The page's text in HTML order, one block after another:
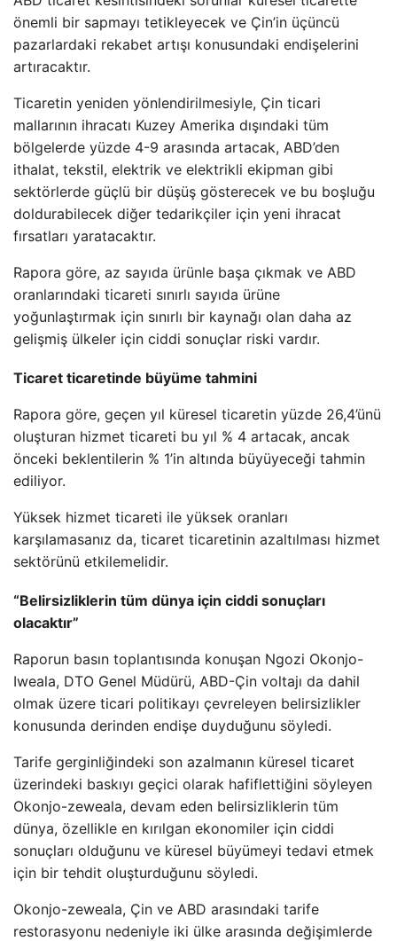
önemli bir sapmayı tetikleyecek ve Çin’in üçüncü
pazarlardaki rekabet artışı konusundaki endişelerini
artıracaktır.
Ticaretin yeniden yönlendirilmesiyle, Çin ticari
mallarının ihracatı Kuzey Amerika dışındaki tüm
bölgelerde yüzde 4-9 arasında artacak, ABD’den
ithalat, tekstil, elektrik ve elektrikli ekipman gibi
sektörlerde güçlü bir düşüş gösterecek ve bu boşluğu
doldurabilecek diğer tedarikçiler için yeni ihracat
fırsatları yaratacaktır.
Rapora göre, az sayıda ürünle başa çıkmak ve ABD
oranlarındaki ticareti sınırlı sayıda ürüne
yoğunlaştırmak için sınırlı bir kaynağı olan daha az
gelişmiş ülkeler için ciddi sonuçlar riski vardır.
Ticaret ticaretinde büyüme tahmini
Rapora göre, geçen yıl küresel ticaretin yüzde 26,4’ünü
oluşturan hizmet ticareti bu yıl % 4 artacak, ancak
önceki beklentilerin % 1’in altında büyüyeceği tahmin
ediliyor.
Yüksek hizmet ticareti ile yüksek oranları
karşılamasanız da, ticaret ticaretinin azaltılması hizmet
sektörünü etkilemelidir.
“Belirsizliklerin tüm dünya için ciddi sonuçları
olacaktır”
Raporun basın toplantısında konuşan Ngozi Okonjo-
Iweala, DTO Genel Müdürü, ABD-Çin voltajı da dahil
olmak üzere ticari politikayı çevreleyen belirsizlikler
konusunda derinden endişe duyduğunu söyledi.
Tarife gerginliğindeki son azalmanın küresel ticaret
üzerindeki baskıyı geçici olarak hafiflettiğini söyleyen
Okonjo-zeweala, devam eden belirsizliklerin tüm
dünya, özellikle en kırılgan ekonomiler için ciddi
sonuçları olduğunu ve küresel büyümeyi tedavi etmek
için bir tehdit oluşturduğunu söyledi.
Okonjo-zeweala, Çin ve ABD arasındaki tarife
restorasyonu nedeniyle iki ülke arasında değişimlerde